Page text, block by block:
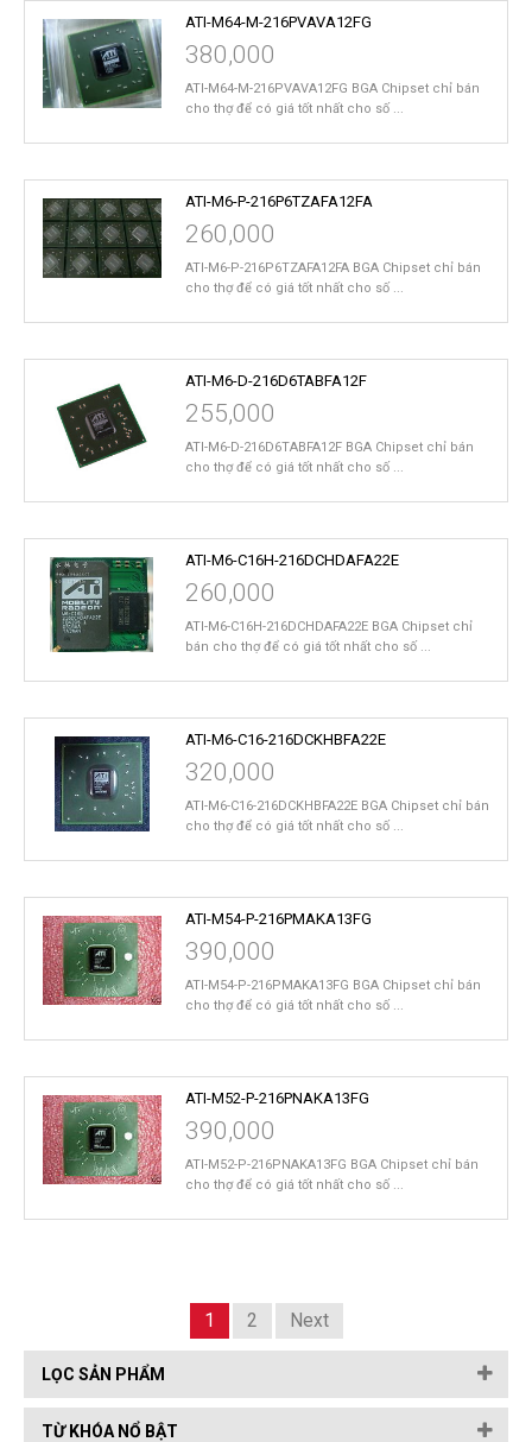
ATI-M64-M-216PVAVA12FG
380,000
ATI-M64-M-216PVAVA12FG BGA Chipset chỉ bán
cho thợ để có giá tốt nhất cho số ...
ATI-M6-P-216P6TZAFA12FA
260,000
ATI-M6-P-216P6TZAFA12FA BGA Chipset chỉ bán
cho thợ để có giá tốt nhất cho số ...
ATI-M6-D-216D6TABFA12F
255,000
ATI-M6-D-216D6TABFA12F BGA Chipset chỉ bán
cho thợ để có giá tốt nhất cho số ...
ATI-M6-C16H-216DCHDAFA22E
260,000
ATI-M6-C16H-216DCHDAFA22E BGA Chipset chỉ
bán cho thợ để có giá tốt nhất cho số ...
ATI-M6-C16-216DCKHBFA22E
320,000
ATI-M6-C16-216DCKHBFA22E BGA Chipset chỉ bán
cho thợ để có giá tốt nhất cho số ...
ATI-M54-P-216PMAKA13FG
390,000
ATI-M54-P-216PMAKA13FG BGA Chipset chỉ bán
cho thợ để có giá tốt nhất cho số ...
ATI-M52-P-216PNAKA13FG
390,000
ATI-M52-P-216PNAKA13FG BGA Chipset chỉ bán
cho thợ để có giá tốt nhất cho số ...
1 2 Next
LỌC SẢN PHẨM
TỪ KHÓA NỔ BẬT